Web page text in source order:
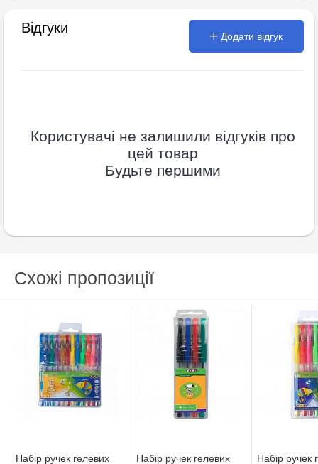
Відгуки
Додати відгук
Користувачі не залишили відгуків про
цей товар
Будьте першими
Схожі пропозиції
Набір ручек гелевих
Набір ручек гелевих
Набір ручек